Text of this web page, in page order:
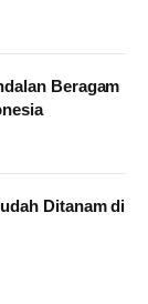
Beragam
Ditanam di